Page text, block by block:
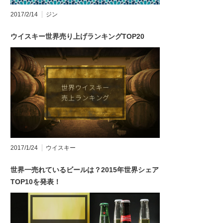
2017/2/14 ジン
ウイスキー世界売り上げランキングTOP20
2017/1/24 ウイスキー
世界一売れているビールは？2015年世界シェア
TOP10を発表！